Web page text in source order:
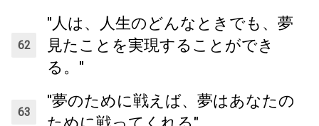
"人は、人生のどんなときでも、夢
見たことを実現することができ
る。"
"夢のために戦えば、夢はあなたの